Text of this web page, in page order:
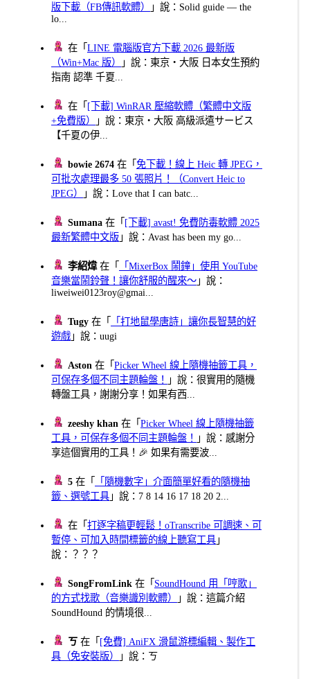
版下載（FB傳訊軟體）
」說：Solid guide — the
lo...
在「LINE 電腦版官方下載 2026 最新版
（Win+Mac 版）
」說：東京・大阪 日本女生預約
指南 認準 千夏...
在「 [下載] WinRAR 壓縮軟體（繁體中文版
+免費版）
」說：東京・大阪 高級派遣サービス
【千夏の伊...
bowie 2674 在「免下載！線上 Heic 轉 JPEG，
可批次處理最多 50 張照片！（Convert Heic to
JPEG）
」說：Love that I can batc...
Sumana 在「 [下載] avast! 免費防毒軟體 2025
最新繁體中文版 」說：Avast has been my go...
李紹煒在「
「MixerBox 鬧鐘」使用 YouTube
音樂當鬧鈴聲！讓你舒服的醒來～ 」說：
liweiwei0123roy@gmai...
Tugy 在「
「打地鼠學唐詩」讓你長智慧的好
遊戲 」說：uugi
Aston 在「Picker Wheel 線上隨機抽籤工具，
可保存多個不同主題輪盤！
」說：很實用的隨機
轉盤工具，謝謝分享！如果有西...
zeeshy khan 在「Picker Wheel 線上隨機抽籤
工具，可保存多個不同主題輪盤！
」說：感謝分
享這個實用的工具！🎉 如果有需要波...
5 在「
「隨機數字」介面簡單好看的隨機抽
籤、選號工具 」說：7 8 14 16 17 18 20 2...
在「打逐字稿更輕鬆！oTranscribe 可調速、可
暫停、可加入時間標籤的線上聽寫工具 」
說：？？？
SongFromLink 在「 SoundHound 用「哼歌」
的方式找歌（音樂識別軟體）
」說：這篇介紹
SoundHound 的情境很...
ㄎ 在「 [免費] AniFX 滑鼠游標編輯、製作工
具（免安裝版）
」說：ㄎ